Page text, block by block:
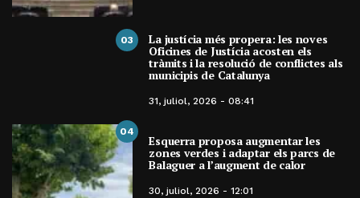
03 La justícia més propera: les noves
Oficines de Justícia acosten els
tràmits i la resolució de conflictes als
municipis de Catalunya
31, juliol, 2026 - 08:41
04
Esquerra proposa augmentar les
zones verdes i adaptar els parcs de
Balaguer a l’augment de calor
30, juliol, 2026 - 12:01